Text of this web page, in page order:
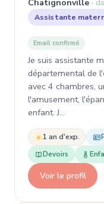
Chatignonville
Assistante
Email confirmé
Je suis assistante
départemental de
avec 4 chambres,
l'amusement,
enfant. J…
1 an d'exp.
Devoirs
Voir le profil